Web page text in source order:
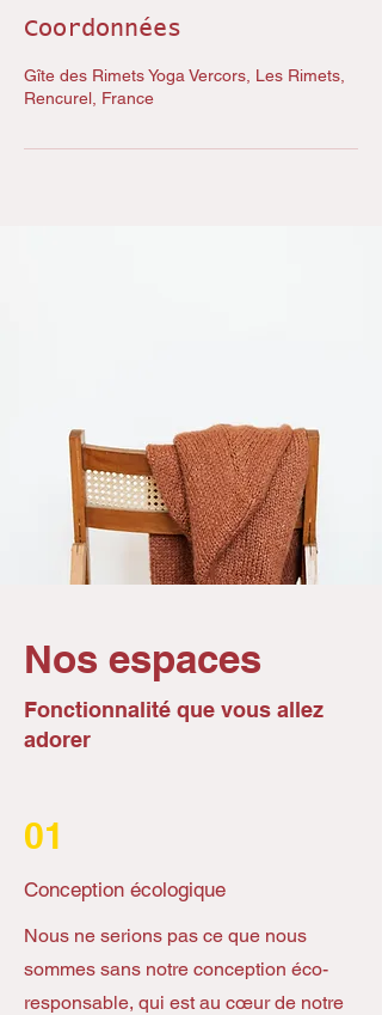
Coordonnées
Gîte des Rimets Yoga Vercors, Les Rimets,
Rencurel, France
Nos espaces
Fonctionnalité que vous allez
adorer
01
Conception écologique
Nous ne serions pas ce que nous
sommes sans notre conception éco-
responsable, qui est au cœur de notre